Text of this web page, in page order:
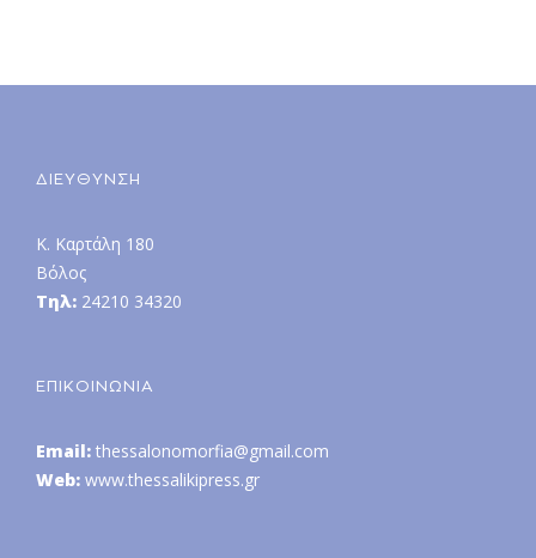
ΔΙΕΥΘΥΝΣΗ
Κ. Καρτάλη 180
Βόλος
Τηλ: 24210 34320
ΕΠΙΚΟΙΝΩΝΙΑ
Email: thessalonomorfia@gmail.com
Web: www.thessalikipress.gr